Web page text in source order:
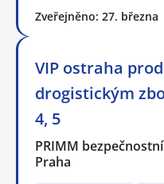
Zveřejněno: 27. března
VIP ostraha
drogistickým
4, 5
PRIMM
Praha